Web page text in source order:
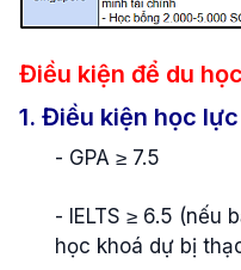
Điều kiện để du
1. Điều kiện học lực
- GPA ≥ 7.5
- IELTS ≥ 6.5 (nếu
học khoá dự bị